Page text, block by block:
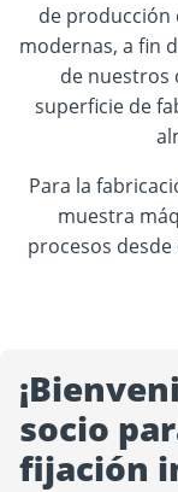
de producción
modernas, a fin
de nuestros
superficie de
Para la
muestra
procesos
socio
fijación